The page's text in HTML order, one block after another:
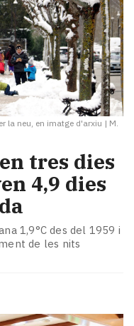
la neu, en imatge d'arxiu | M.
tres dies
4,9 dies
1,9°C des del 1959 i
de les nits